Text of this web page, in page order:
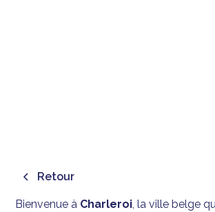
Retour
Bienvenue à Charleroi, la ville belge